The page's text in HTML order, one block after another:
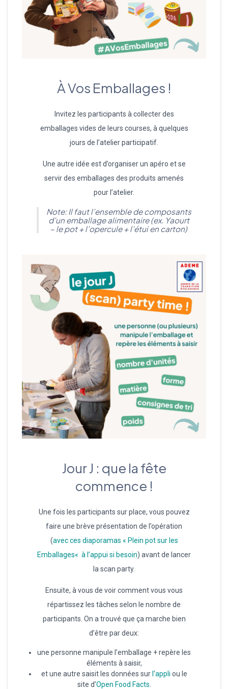
À Vos Emballages !
Invitez les participants à collecter des
emballages vides de leurs courses, à quelques
jours de l’atelier participatif.
Une autre idée est d’organiser un apéro et se
servir des emballages des produits amenés
pour l’atelier.
Note: Il faut l’ensemble de composants
d’un emballage alimentaire (ex. Yaourt
– le pot + l’opercule + l’étui en carton)
Jour J : que la fête
commence !
Une fois les participants sur place, vous pouvez
faire une brève présentation de l’opération
(avec ces diaporamas « P ein pot sur es
Emba ages« à l’appui si besoin) avant de lancer
la scan party.
Ensuite, à vous de voir comment vous vous
répartissez les tâches selon le nombre de
participants. On a trouvé que ça marche bien
d’être par deux:
une personne manipule l’emballage + repère les
éléments à saisir,
et une autre saisit les données sur l’appli ou le
site d’Open Food Facts